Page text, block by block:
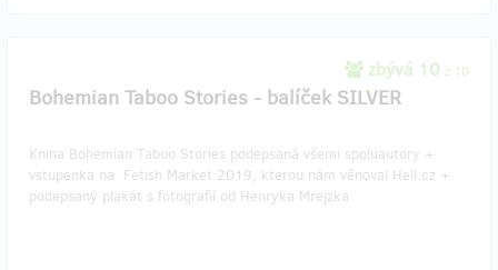
zbývá 10 z 10
Bohemian Taboo Stories - balíček SILVER
Kniha Bohemian Taboo Stories podepsaná všemi spoluautory +
vstupenka na Fetish Market 2019, kterou nám věnoval Hell.cz +
podepsaný plakát s fotografií od Henryka Mrejzka.